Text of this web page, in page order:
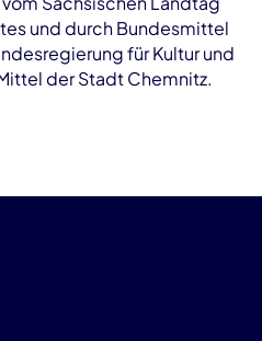
und durch Bundesmittel
für Kultur und
der Stadt Chemnitz.